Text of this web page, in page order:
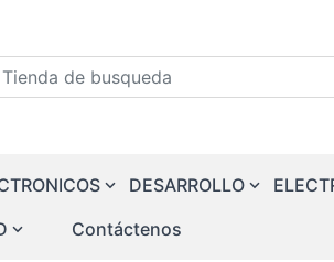
Tienda de busqueda
DESARROLLO
Contáctenos